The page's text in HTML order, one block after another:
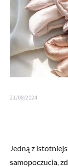
21/08/2024
Jedną z
samopoczucia,